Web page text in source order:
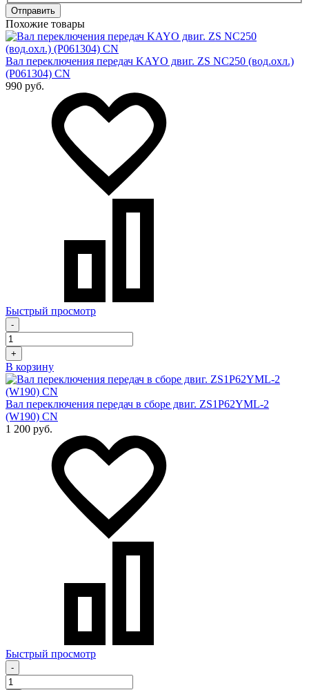
Отправить
Похожие товары
Вал переключения передач KAYO двиг. ZS NC250 (вод.охл.)
(P061304) CN
990 руб.
Быстрый просмотр
-
+
В корзину
Вал переключения передач в сборе двиг. ZS1P62YML-2
(W190) CN
1 200 руб.
Быстрый просмотр
-